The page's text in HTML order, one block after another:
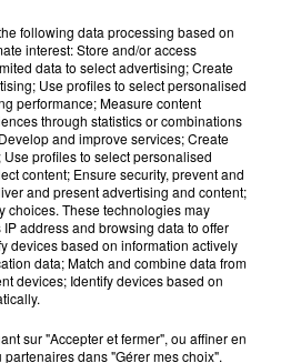
cabines de plages
entrées pour Dennlys
entrées pour le parc
following data processing based on
interest: Store and/or access
data to select advertising; Create
Use profiles to select personalised
performance; Measure content
through statistics or combinations
and improve services; Create
profiles to select personalised
content; Ensure security, prevent and
and present advertising and content;
choices. These technologies may
address and browsing data to offer
devices based on information actively
data; Match and combine data from
devices; Identify devices based on
sur "Accepter et fermer", ou affiner en
dans "Gérer mes choix".